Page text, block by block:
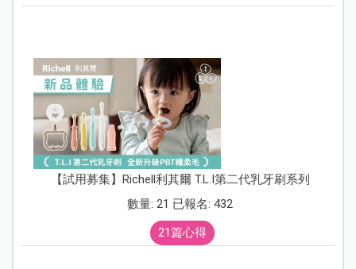
【試用募集】Richell利其爾 T.L.I第二代乳牙刷系列
數量: 21 已報名: 432
21篇心得